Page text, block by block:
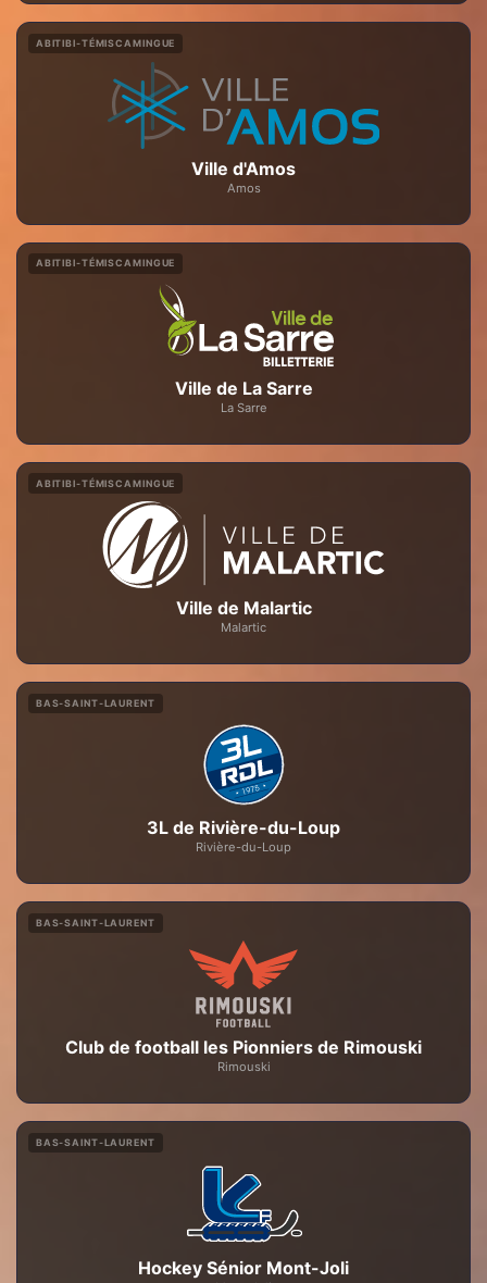
ABITIBI-TÉMISCAMINGUE
Ville d'Amos
Amos
ABITIBI-TÉMISCAMINGUE
Ville de La Sarre
La Sarre
ABITIBI-TÉMISCAMINGUE
Ville de Malartic
Malartic
BAS-SAINT-LAURENT
3L de Rivière-du-Loup
Rivière-du-Loup
BAS-SAINT-LAURENT
Club de football les Pionniers de Rimouski
Rimouski
BAS-SAINT-LAURENT
Hockey Sénior Mont-Joli